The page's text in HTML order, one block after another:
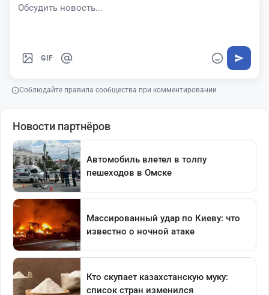
GIF
Соблюдайте правила сообщества при комментировании